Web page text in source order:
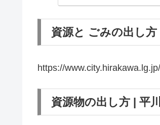
資源と ごみの出し
https://
資源物の出し方 | 平